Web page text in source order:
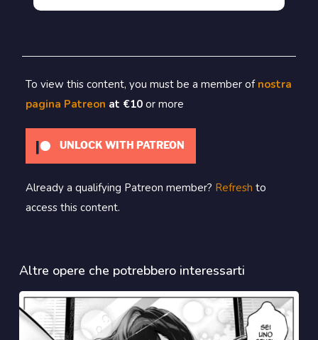
To view this content, you must be a member of nostra
pagina Patreon at €10 or more
UNLOCK WITH PATREON
Already a qualifying Patreon member? Refresh to
access this content.
Altre opere che potrebbero interessarti